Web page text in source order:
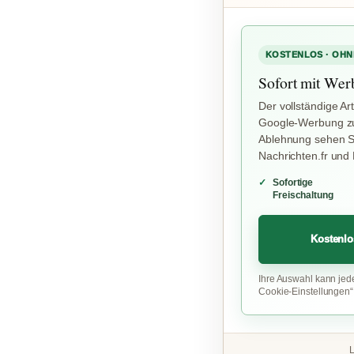
KOSTENLOS ·
Sofort mit
Der vollständige
Google-Werbung
Ablehnung sehen
Nachrichten.fr und
Sofortige
Freischaltung
Ihre Auswahl kann
Cookie-